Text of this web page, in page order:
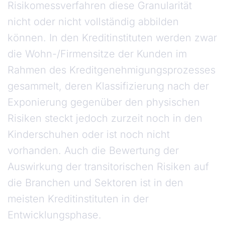
Risikomessverfahren diese Granularität
nicht oder nicht vollständig abbilden
können. In den Kreditinstituten werden zwar
die Wohn-/Firmensitze der Kunden im
Rahmen des Kreditgenehmigungsprozesses
gesammelt, deren Klassifizierung nach der
Exponierung gegenüber den physischen
Risiken steckt jedoch zurzeit noch in den
Kinderschuhen oder ist noch nicht
vorhanden. Auch die Bewertung der
Auswirkung der transitorischen Risiken auf
die Branchen und Sektoren ist in den
meisten Kreditinstituten in der
Entwicklungsphase.